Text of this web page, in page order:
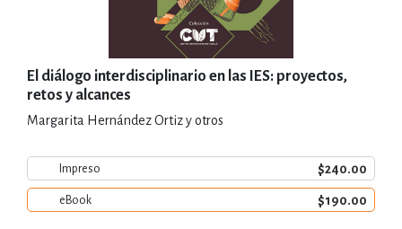
El diálogo interdisciplinario en las IES: proyectos,
retos y alcances
Margarita Hernández Ortiz y otros
Impreso $240.00
eBook $190.00